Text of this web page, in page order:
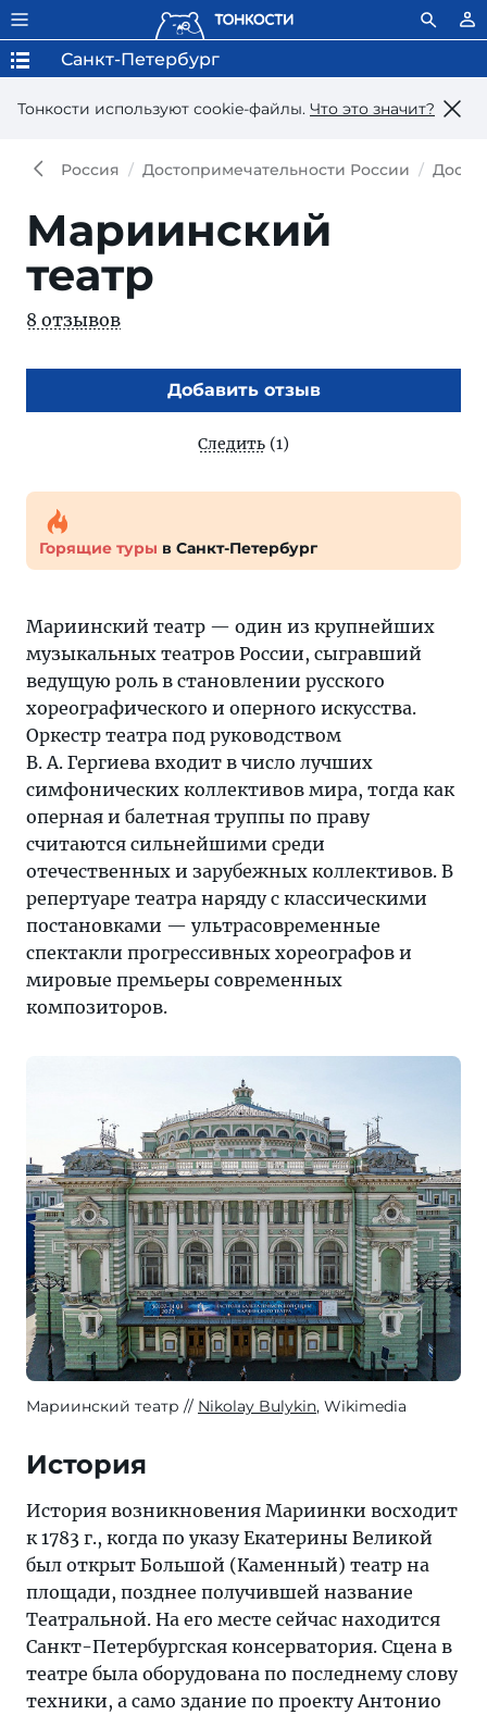
Тонкости используют сookie-файлы. Что это значит?
Санкт-Петербург
Россия Достопримечательности России
Мариинский
театр
8 отзывов
Добавить отзыв
Следить (1)
Горящие туры в Санкт-Петербург
Мариинский театр — один из крупнейших
музыкальных театров России, сыгравший
ведущую роль в становлении русского
хореографического и оперного искусства.
Оркестр театра под руководством
В. А. Гергиева входит в число лучших
симфонических коллективов мира, тогда как
оперная и балетная труппы по праву
считаются сильнейшими среди
отечественных и зарубежных коллективов. В
репертуаре театра наряду с классическими
постановками — ультрасовременные
спектакли прогрессивных хореографов и
мировые премьеры современных
композиторов.
Мариинский театр Nikolay Bulykin, Wikimedia
История
История возникновения Мариинки восходит
к 1783 г., когда по указу Екатерины Великой
был открыт Большой (Каменный) театр на
площади, позднее получившей название
Театральной. На его месте сейчас находится
Санкт-Петербургская консерватория. Сцена в
театре была оборудована по последнему слову
техники, а само здание по проекту Антонио